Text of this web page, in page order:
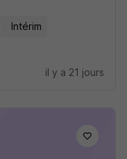
Intérim
il y a 21 jours